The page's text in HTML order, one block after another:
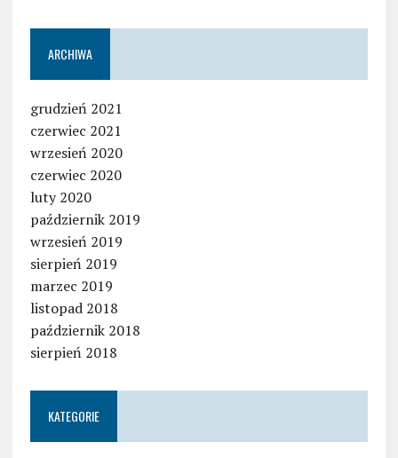
ARCHIWA
grudzień 2021
czerwiec 2021
wrzesień 2020
czerwiec 2020
luty 2020
październik 2019
wrzesień 2019
sierpień 2019
marzec 2019
listopad 2018
październik 2018
sierpień 2018
KATEGORIE